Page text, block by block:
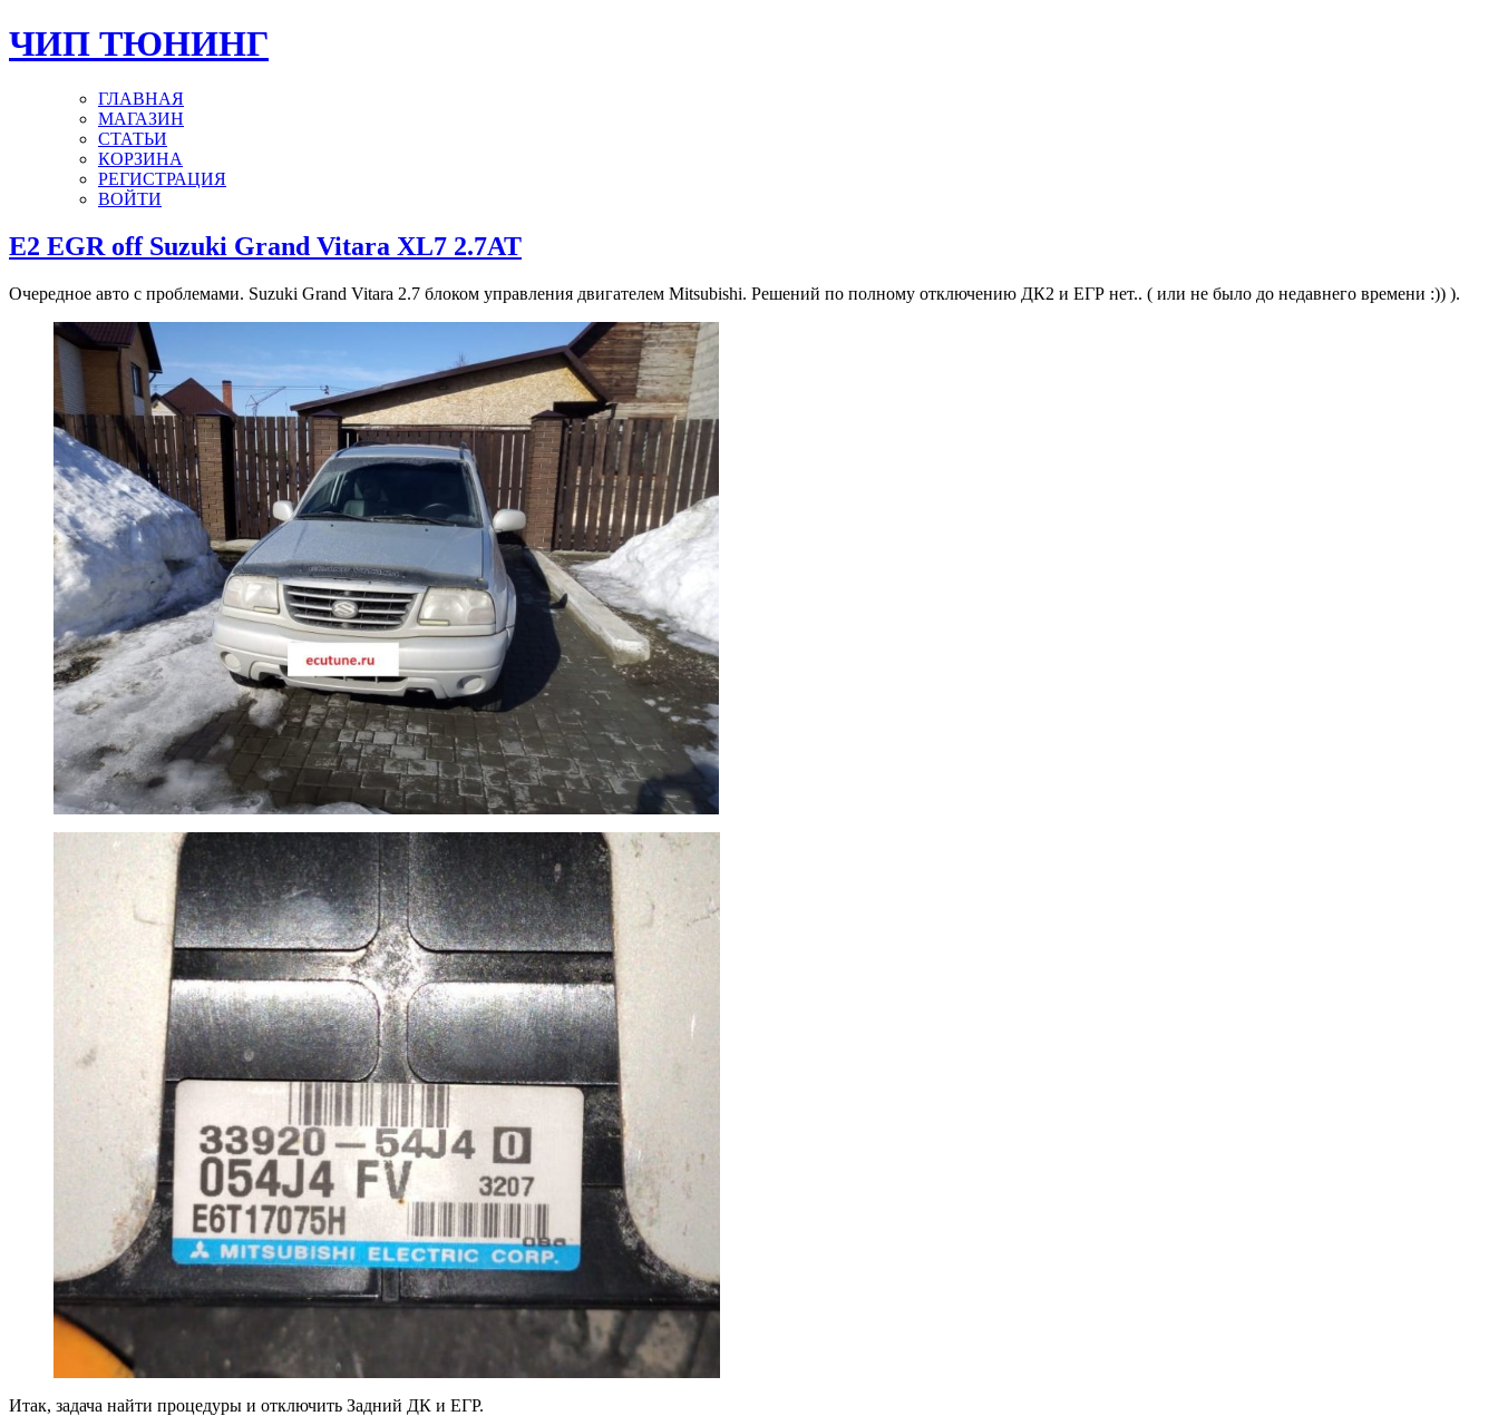
ЧИП ТЮНИНГ
ГЛАВНАЯ
МАГАЗИН
СТАТЬИ
КОРЗИНА
РЕГИСТРАЦИЯ
ВОЙТИ
E2 EGR off Suzuki Grand Vitara XL7 2.7AT
Очередное авто с проблемами. Suzuki Grand Vitara 2.7 блоком управления двигателем Mitsubishi. Решений по полному отключению ДК2 и ЕГР нет.. ( или не было до недавнего времени :)) ).
Итак, задача найти процедуры и отключить Задний ДК и ЕГР.